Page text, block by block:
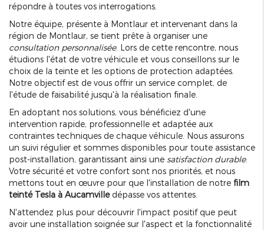
répondre à toutes vos interrogations.
Notre équipe, présente à Montlaur et intervenant dans la
région de Montlaur, se tient prête à organiser une
consultation personnalisée. Lors de cette rencontre, nous
étudions l'état de votre véhicule et vous conseillons sur le
choix de la teinte et les options de protection adaptées.
Notre objectif est de vous offrir un service complet, de
l'étude de faisabilité jusqu'à la réalisation finale.
En adoptant nos solutions, vous bénéficiez d'une
intervention rapide, professionnelle et adaptée aux
contraintes techniques de chaque véhicule. Nous assurons
un suivi régulier et sommes disponibles pour toute assistance
post-installation, garantissant ainsi une satisfaction durable.
Votre sécurité et votre confort sont nos priorités, et nous
mettons tout en œuvre pour que l'installation de notre film
teinté Tesla à Aucamvilledépasse vos attentes.
N'attendez plus pour découvrir l'impact positif que peut
avoir une installation soignée sur l'aspect et la fonctionnalité